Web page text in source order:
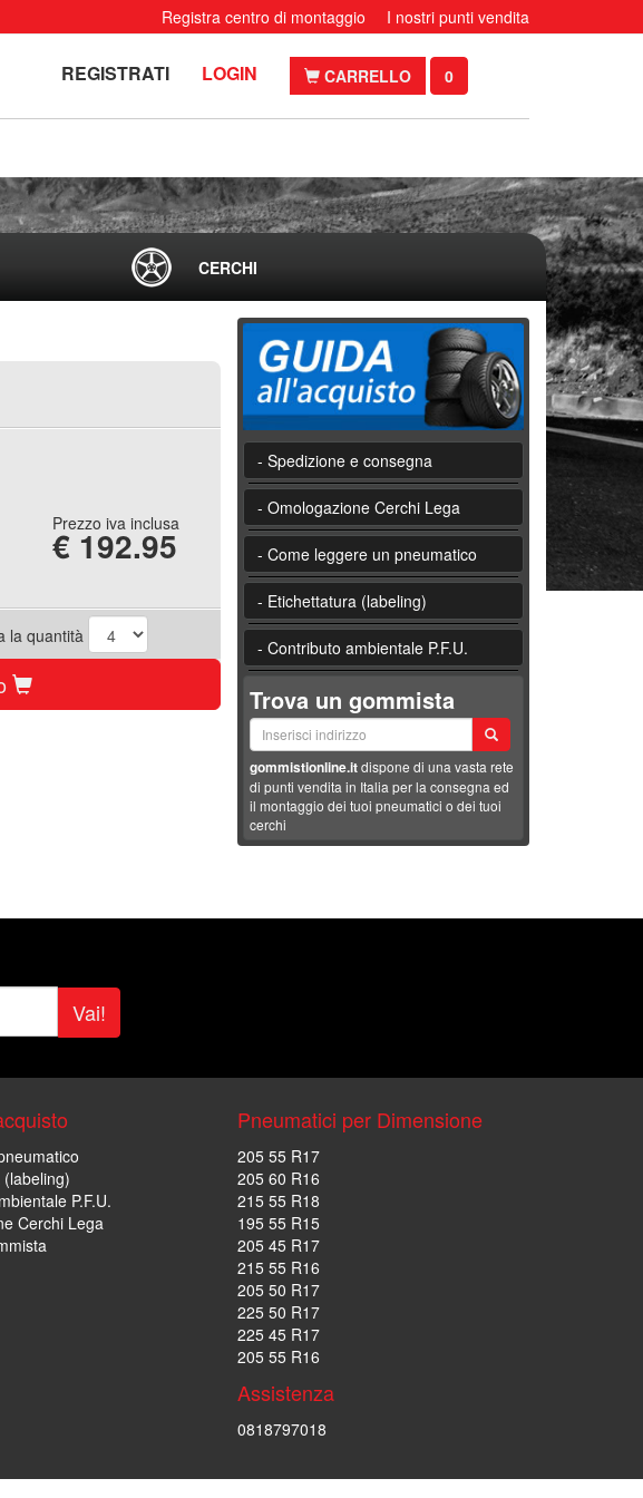
Registra centro di montaggio I nostri punti vendita
REGISTRATI LOGIN CARRELLO 0
CERCHI
Prezzo iva inclusa
€ 192.95
la quantità
- Spedizione e consegna
- Omologazione Cerchi Lega
- Come leggere un pneumatico
- Etichettatura (labeling)
- Contributo ambientale P.F.U.
Trova un gommista
gommistionline.itdispone di una vasta rete
di punti vendita in Italia per la consegna ed
il montaggio dei tuoi pneumatici o dei tuoi
cerchi
Vai!
P.F.U.
Cerchi Lega
Pneumatici per Dimensione
205 55 R17
205 60 R16
215 55 R18
195 55 R15
205 45 R17
215 55 R16
205 50 R17
225 50 R17
225 45 R17
205 55 R16
Assistenza
0818797018